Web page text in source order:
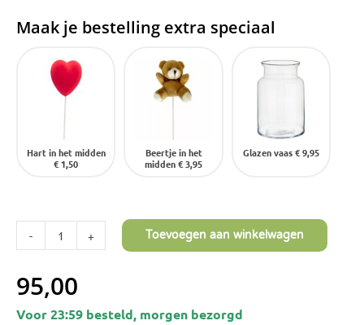
Maak je bestelling extra speciaal
Hart in het midden
€ 1,50
Beertje in het
midden€ 3,95
Glazen vaas€ 9,95
Exclusive
White
Wedding
Toevoegen aan winkelwagen
95,00
Voor 23:59 besteld, morgen bezorgd